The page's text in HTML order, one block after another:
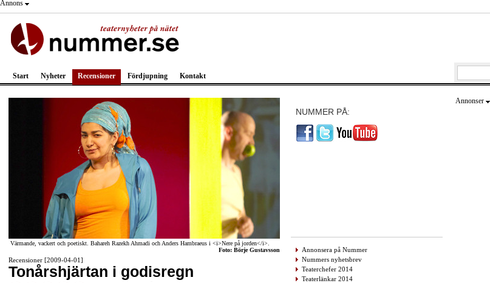
Annons
Start Nyheter Recensioner Fördjupning Kontakt
Värmande, vackert och poetiskt. Bahareh Razekh Ahmadi och Anders Hambraeus i <i>Nere på jorden</i>.
Foto: Börje Gustavsson
Recensioner [2009-04-01]
Tonårshjärtan i godisregn
NUMMER PÅ:
Annonsera på Nummer
Nummers nyhetsbrev
Teaterchefer 2014
Teaterlänkar 2014
Annonser